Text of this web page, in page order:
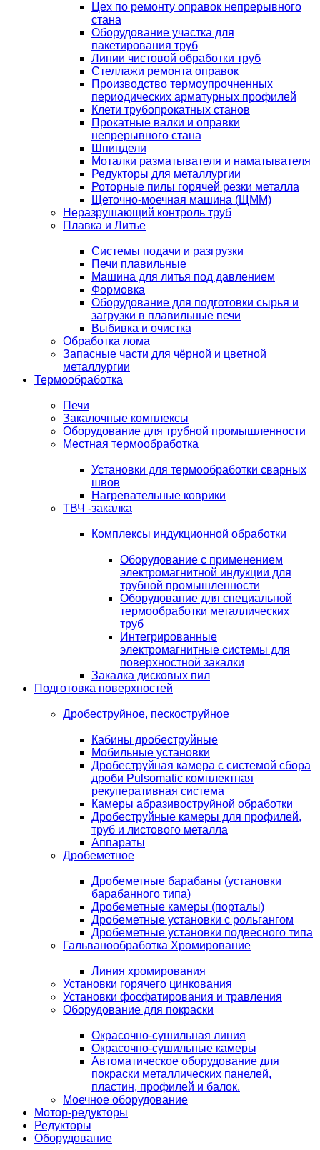
Цех по ремонту оправок непрерывного
стана
Оборудование участка для
пакетирования труб
Линии чистовой обработки труб
Стеллажи ремонта оправок
Производство термоупрочненных
периодических арматурных профилей
Клети трубопрокатных станов
Прокатные валки и оправки
непрерывного стана
Шпиндели
Моталки разматывателя и наматывателя
Редукторы для металлургии
Роторные пилы горячей резки металла
Щеточно-моечная машина (ЩММ)
Неразрушающий контроль труб
Плавка и Литье
Системы подачи и разгрузки
Печи плавильные
Машина для литья под давлением
Формовка
Оборудование для подготовки сырья и
загрузки в плавильные печи
Выбивка и очистка
Обработка лома
Запасные части для чёрной и цветной
металлургии
Термообработка
Печи
Закалочные комплексы
Оборудование для трубной промышленности
Местная термообработка
Установки для термообработки сварных
швов
Нагревательные коврики
ТВЧ -закалка
Комплексы индукционной обработки
Оборудование с применением
электромагнитной индукции для
трубной промышленности
Оборудование для специальной
термообработки металлических
труб
Интегрированные
электромагнитные системы для
поверхностной закалки
Закалка дисковых пил
Подготовка поверхностей
Дробеструйное, пескоструйное
Кабины дробеструйные
Мобильные установки
Дробеструйная камера с системой сбора
дроби Pulsomatic комплектная
рекуперативная система
Камеры абразивоструйной обработки
Дробеструйные камеры для профилей,
труб и листового металла
Аппараты
Дробеметное
Дробеметные барабаны (установки
барабанного типа)
Дробеметные камеры (порталы)
Дробеметные установки с рольгангом
Дробеметные установки подвесного типа
Гальванообработка Хромирование
Линия хромирования
Установки горячего цинкования
Установки фосфатирования и травления
Оборудование для покраски
Окрасочно-сушильная линия
Окрасочно-сушильные камеры
Автоматическое оборудование для
покраски металлических панелей,
пластин, профилей и балок.
Моечное оборудование
Мотор-редукторы
Редукторы
Оборудование